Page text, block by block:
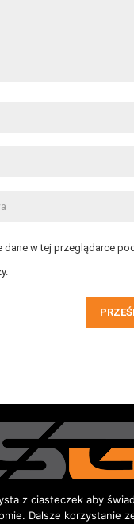
dane w tej przeglądarce
z ciasteczek aby
Dalsze korzystanie